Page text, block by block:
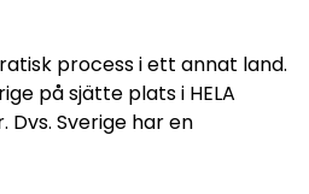
process i ett annat land.
på sjätte plats i HELA
Sverige har en